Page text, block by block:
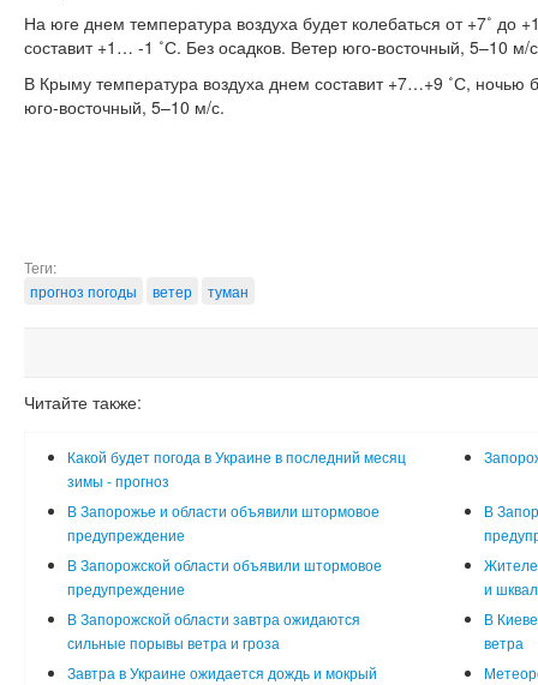
На юге днем температура воздуха будет колебаться от +7˚ до
составит +1… -1 ˚С. Без осадков. Ветер юго-восточный, 5–10 м/
В Крыму температура воздуха днем составит +7…+9 ˚С, ночью
юго-восточный, 5–10 м/с.
Теги:
прогноз погоды
ветер туман
Читайте также:
Какой будет погода в Украине в последний месяц
зимы - прогноз
В Запорожье и области объявили штормовое
предупреждение
В
В Запорожской области объявили штормовое
предупреждение
и
В Запорожской области завтра ожидаются
сильные порывы ветра и гроза
В
ветра
Завтра в Украине ожидается дождь и мокрый